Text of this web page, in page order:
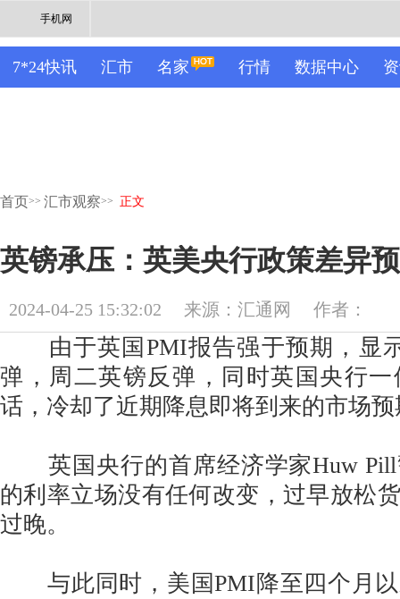
手机网
7*24快讯 汇市 名家 行情 数据中心
首页>> 汇市观察>> 正文
英镑承压：英美央行政策差异
2024-04-25 15:32:02 来源：汇通网 作者：
由于英国PMI报告强于预期，显
弹，周二英镑反弹，同时英国央行
话，冷却了近期降息即将到来的市场
英国央行的首席经济学家Huw Pill
的利率立场没有任何改变，过早放松
过晚。
与此同时，美国PMI降至四个月以